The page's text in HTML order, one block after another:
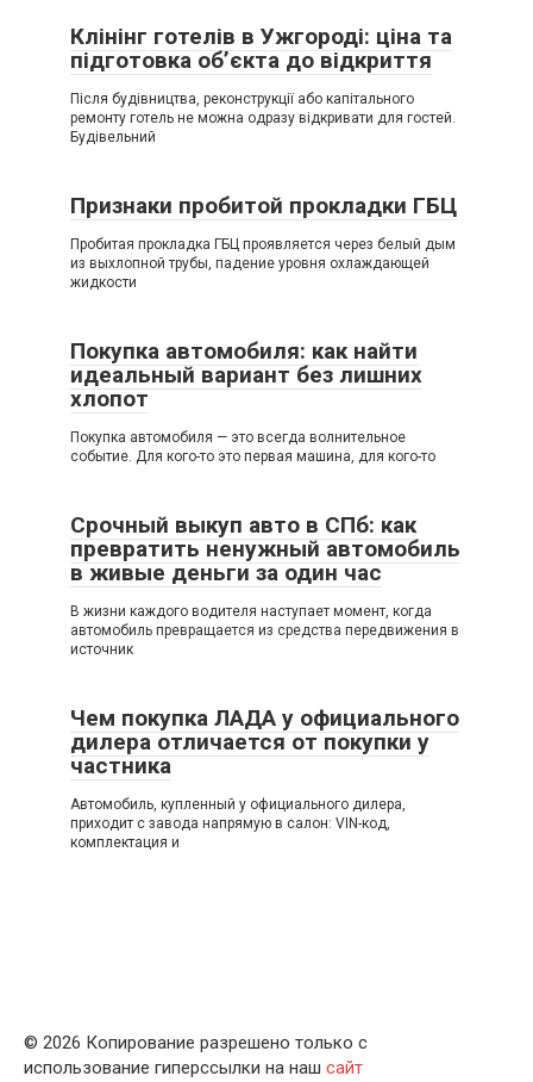
Клінінг готелів в Ужгороді: ціна та
підготовка об’єкта до відкриття
Після будівництва, реконструкції або капітального
ремонту готель не можна одразу відкривати для гостей.
Будівельний
Признаки пробитой прокладки ГБЦ
Пробитая прокладка ГБЦ проявляется через белый дым
из выхлопной трубы, падение уровня охлаждающей
жидкости
Покупка автомобиля: как найти
идеальный вариант без лишних
хлопот
Покупка автомобиля — это всегда волнительное
событие. Для кого-то это первая машина, для кого-то
Срочный выкуп авто в СПб: как
превратить ненужный автомобиль
в живые деньги за один час
В жизни каждого водителя наступает момент, когда
автомобиль превращается из средства передвижения в
источник
Чем покупка ЛАДА у официального
дилера отличается от покупки у
частника
Автомобиль, купленный у официального дилера,
приходит с завода напрямую в салон: VIN-код,
комплектация и
© 2026 Копирование разрешено только с
использование гиперссылки на наш сайт